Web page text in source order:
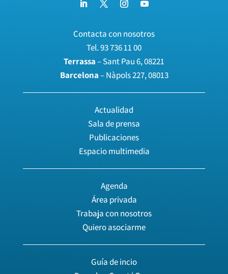
Contacta con nosotros
Tel.93 736 11 00
Terrassa– Sant Pau 6, 08221
Barcelona– Nàpols 227, 08013
Actualidad
Sala de prensa
Publicaciones
Espacio multimedia
Agenda
Área privada
Trabaja con nosotros
Quiero asociarme
Guía de incio